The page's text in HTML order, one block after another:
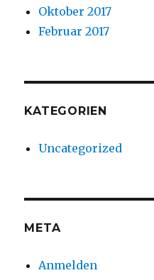
Oktober 2017
Februar 2017
KATEGORIEN
Uncategorized
META
Anmelden